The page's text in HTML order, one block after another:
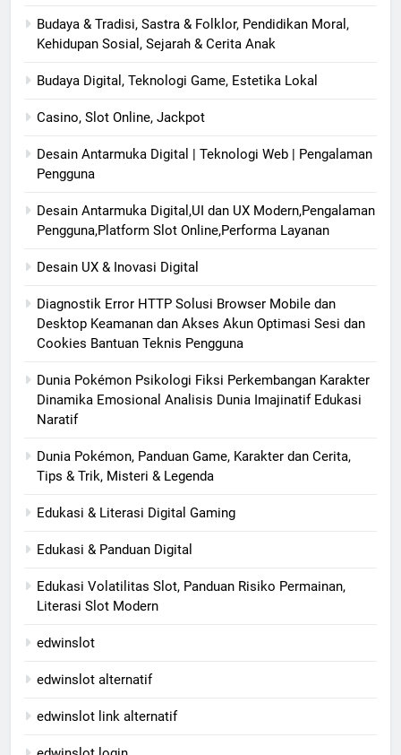
Budaya & Tradisi, Sastra & Folklor, Pendidikan Moral,
Kehidupan Sosial, Sejarah & Cerita Anak
Budaya Digital, Teknologi Game, Estetika Lokal
Casino, Slot Online, Jackpot
Desain Antarmuka Digital | Teknologi Web | Pengalaman
Pengguna
Desain Antarmuka Digital,UI dan UX Modern,Pengalaman
Pengguna,Platform Slot Online,Performa Layanan
Desain UX & Inovasi Digital
Diagnostik Error HTTP Solusi Browser Mobile dan
Desktop Keamanan dan Akses Akun Optimasi Sesi dan
Cookies Bantuan Teknis Pengguna
Dunia Pokémon Psikologi Fiksi Perkembangan Karakter
Dinamika Emosional Analisis Dunia Imajinatif Edukasi
Naratif
Dunia Pokémon, Panduan Game, Karakter dan Cerita,
Tips & Trik, Misteri & Legenda
Edukasi & Literasi Digital Gaming
Edukasi & Panduan Digital
Edukasi Volatilitas Slot, Panduan Risiko Permainan,
Literasi Slot Modern
edwinslot
edwinslot alternatif
edwinslot link alternatif